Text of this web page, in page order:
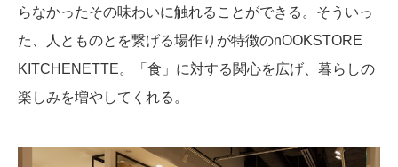
らなかったその味わいに触れることができる。そういっ
た、人とものとを繋げる場作りが特徴のnOOKSTORE
KITCHENETTE。「食」に対する関心を広げ、暮らしの
楽しみを増やしてくれる。